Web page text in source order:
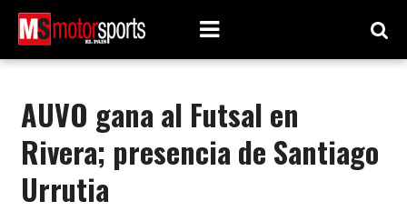
AUVO gana al Futsal en
Rivera; presencia de Santiago
Urrutia